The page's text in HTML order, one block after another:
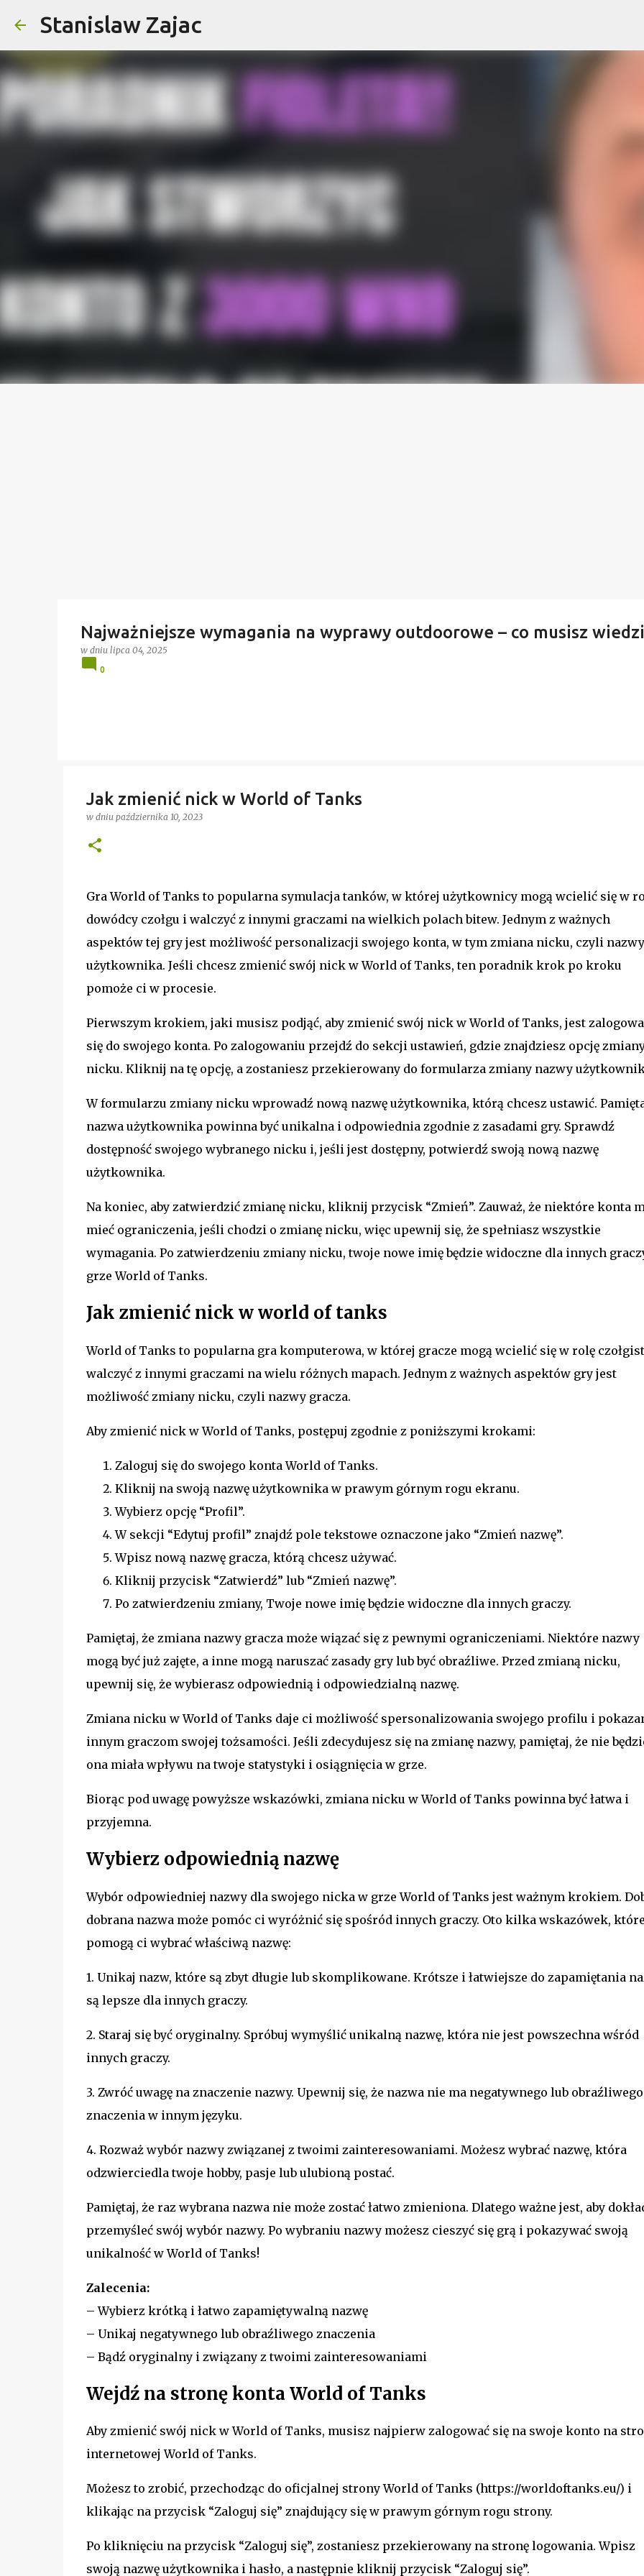
Stanislaw Zajac
Najważniejsze wymagania na wyprawy outdoorowe – co musisz
w dniu lipca 04, 2025
0
Jak zmienić nick w World of Tanks
w dniu października 10, 2023
Gra World of Tanks to popularna symulacja tanków, w której użytkownicy mogą wcielić się w
dowódcy czołgu i walczyć z innymi graczami na wielkich polach bitew. Jednym z ważnych
aspektów tej gry jest możliwość personalizacji swojego konta, w tym zmiana nicku, czyli nazwy
użytkownika. Jeśli chcesz zmienić swój nick w World of Tanks, ten poradnik krok po kroku
pomoże ci w procesie.
Pierwszym krokiem, jaki musisz podjąć, aby zmienić swój nick w World of Tanks, jest
się do swojego konta. Po zalogowaniu przejdź do sekcji ustawień, gdzie znajdziesz opcję
nicku. Kliknij na tę opcję, a zostaniesz przekierowany do formularza zmiany nazwy
W formularzu zmiany nicku wprowadź nową nazwę użytkownika, którą chcesz ustawić.
nazwa użytkownika powinna być unikalna i odpowiednia zgodnie z zasadami gry. Sprawdź
dostępność swojego wybranego nicku i, jeśli jest dostępny, potwierdź swoją nową nazwę
użytkownika.
Na koniec, aby zatwierdzić zmianę nicku, kliknij przycisk “Zmień”. Zauważ, że niektóre konta
mieć ograniczenia, jeśli chodzi o zmianę nicku, więc upewnij się, że spełniasz wszystkie
wymagania. Po zatwierdzeniu zmiany nicku, twoje nowe imię będzie widoczne dla innych
grze World of Tanks.
Jak zmienić nick w world of tanks
World of Tanks to popularna gra komputerowa, w której gracze mogą wcielić się w rolę
walczyć z innymi graczami na wielu różnych mapach. Jednym z ważnych aspektów gry jest
możliwość zmiany nicku, czyli nazwy gracza.
Aby zmienić nick w World of Tanks, postępuj zgodnie z poniższymi krokami:
Zaloguj się do swojego konta World of Tanks.
Kliknij na swoją nazwę użytkownika w prawym górnym rogu ekranu.
Wybierz opcję “Profil”.
W sekcji “Edytuj profil” znajdź pole tekstowe oznaczone jako “Zmień nazwę”.
Wpisz nową nazwę gracza, którą chcesz używać.
Kliknij przycisk “Zatwierdź” lub “Zmień nazwę”.
Po zatwierdzeniu zmiany, Twoje nowe imię będzie widoczne dla innych graczy.
Pamiętaj, że zmiana nazwy gracza może wiązać się z pewnymi ograniczeniami. Niektóre nazwy
mogą być już zajęte, a inne mogą naruszać zasady gry lub być obraźliwe. Przed zmianą nicku,
upewnij się, że wybierasz odpowiednią i odpowiedzialną nazwę.
Zmiana nicku w World of Tanks daje ci możliwość spersonalizowania swojego profilu i
innym graczom swojej tożsamości. Jeśli zdecydujesz się na zmianę nazwy, pamiętaj, że nie
ona miała wpływu na twoje statystyki i osiągnięcia w grze.
Biorąc pod uwagę powyższe wskazówki, zmiana nicku w World of Tanks powinna być łatwa i
przyjemna.
Wybierz odpowiednią nazwę
Wybór odpowiedniej nazwy dla swojego nicka w grze World of Tanks jest ważnym krokiem.
dobrana nazwa może pomóc ci wyróżnić się spośród innych graczy. Oto kilka wskazówek,
pomogą ci wybrać właściwą nazwę:
1. Unikaj nazw, które są zbyt długie lub skomplikowane. Krótsze i łatwiejsze do zapamiętania
są lepsze dla innych graczy.
2. Staraj się być oryginalny. Spróbuj wymyślić unikalną nazwę, która nie jest powszechna wśród
innych graczy.
3. Zwróć uwagę na znaczenie nazwy. Upewnij się, że nazwa nie ma negatywnego lub obraźliwego
znaczenia w innym języku.
4. Rozważ wybór nazwy związanej z twoimi zainteresowaniami. Możesz wybrać nazwę, która
odzwierciedla twoje hobby, pasje lub ulubioną postać.
Pamiętaj, że raz wybrana nazwa nie może zostać łatwo zmieniona. Dlatego ważne jest, aby
przemyśleć swój wybór nazwy. Po wybraniu nazwy możesz cieszyć się grą i pokazywać swoją
unikalność w World of Tanks!
Zalecenia:
– Wybierz krótką i łatwo zapamiętywalną nazwę
– Unikaj negatywnego lub obraźliwego znaczenia
– Bądź oryginalny i związany z twoimi zainteresowaniami
Wejdź na stronę konta World of Tanks
Aby zmienić swój nick w World of Tanks, musisz najpierw zalogować się na swoje konto na
internetowej World of Tanks.
Możesz to zrobić, przechodząc do oficjalnej strony World of Tanks (https://worldoftanks.eu/) i
klikając na przycisk “Zaloguj się” znajdujący się w prawym górnym rogu strony.
Po kliknięciu na przycisk “Zaloguj się”, zostaniesz przekierowany na stronę logowania. Wpisz
swoją nazwę użytkownika i hasło, a następnie kliknij przycisk “Zaloguj się”.